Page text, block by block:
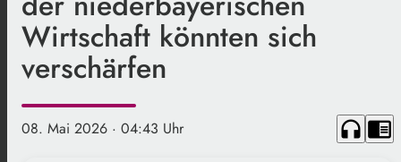
Wirtschaft könnten sich
verschärfen
08. Mai 2026 · 04:43 Uhr headphones chrome_reader_mode